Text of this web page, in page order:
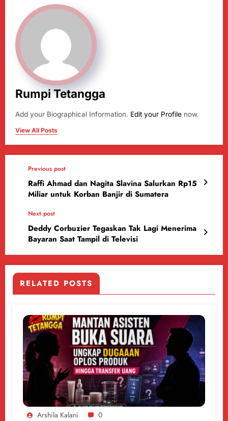
Rumpi Tetangga
Add your Biographical Information. Edit your Profile now.
View All Posts
Previous post
Raffi Ahmad dan Nagita Slavina Salurkan Rp15
Miliar untuk Korban Banjir di Sumatera
Next post
Deddy Corbuzier Tegaskan Tak Lagi Menerima
Bayaran Saat Tampil di Televisi
RELATED POSTS
Arshila Kalani 0